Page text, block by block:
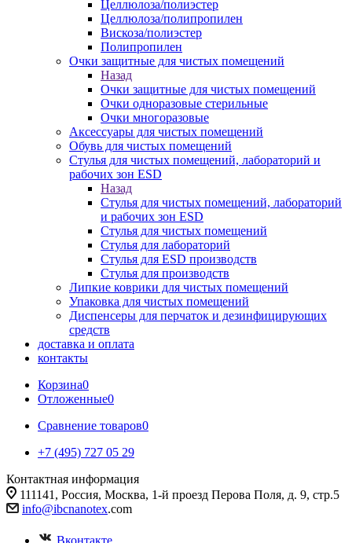
Целлюлоза/полиэстер
Целлюлоза/полипропилен
Вискоза/полиэстер
Полипропилен
Очки защитные для чистых помещений
Назад
Очки защитные для чистых помещений
Очки одноразовые стерильные
Очки многоразовые
Аксессуары для чистых помещений
Обувь для чистых помещений
Стулья для чистых помещений, лабораторий и
рабочих зон ESD
Назад
Стулья для чистых помещений, лабораторий
и рабочих зон ESD
Стулья для чистых помещений
Стулья для лабораторий
Стулья для ESD производств
Стулья для производств
Липкие коврики для чистых помещений
Упаковка для чистых помещений
Диспенсеры для перчаток и дезинфицирующих
средств
доставка и оплата
контакты
Корзина0
Отложенные0
Сравнение товаров0
+7 (495) 727 05 29
Контактная информация
111141, Россия, Москва, 1-й проезд Перова Поля, д. 9, стр.5
info@ibcnanotex.com
Вконтакте